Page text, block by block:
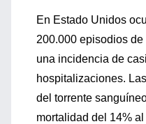
En Estado Unidos
200.000 episodios
una incidencia de
hospitalizaciones.
del torrente
mortalidad del 14%